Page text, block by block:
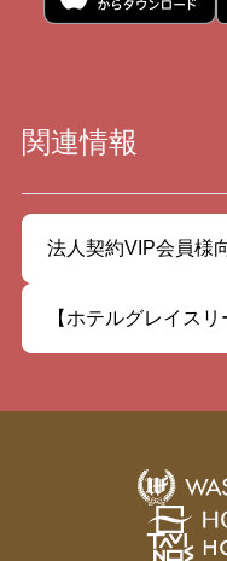
関連情報
法人契約VIP会員様
【ホテルグレイス